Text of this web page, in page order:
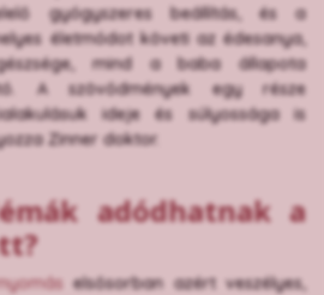
gyógyszeres beállítás, és a
életmódot követi az édesanya,
mind a baba állapota
A szövődmények egy része
ideje és súlyossága is
Zinner doktor.
adódhatnak a
elsősorban azért veszélyes,